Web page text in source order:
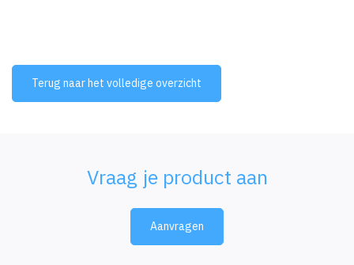
Terug naar het volledige overzicht
Vraag je product aan
Aanvragen